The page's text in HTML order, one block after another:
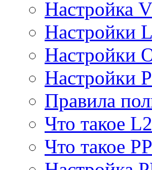
Настройка
Настройки
Настройки
Настройки
Правила
Что такое
Что такое